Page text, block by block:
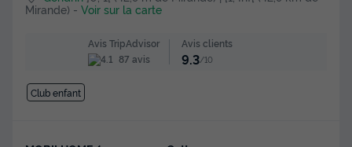
Mirande) - Voir sur la carte
Avis TripAdvisor
87 avis
Avis clients
9.3/10
Club enfant